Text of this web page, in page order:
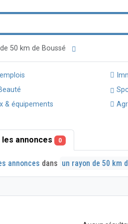
50 km de Boussé
& équipements
annonces 0
annonces dans un rayon de 50 km